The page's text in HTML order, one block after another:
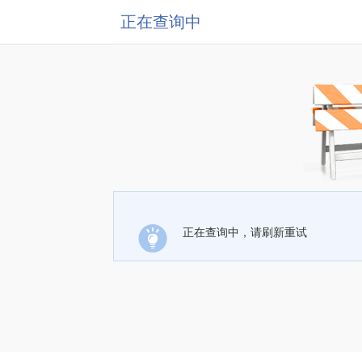
正在查询中
正在查询中，请刷新重试